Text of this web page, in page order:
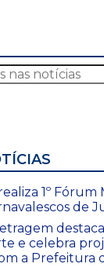
1º Fórum
de
e celebra
a Prefeitura